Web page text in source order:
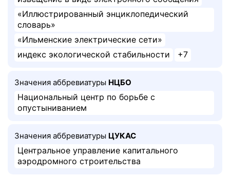
«Иллюстрированный энциклопедический
словарь»
«Ильменские электрические сети»
индекс экологической стабильности
+7
Значения аббревиатуры НЦБО
Национальный центр по борьбе с
опустыниванием
Значения аббревиатуры ЦУКАС
Центральное управление капитального
аэродромного строительства